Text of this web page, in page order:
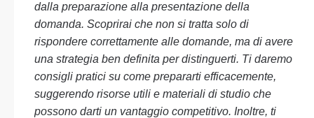
dalla preparazione alla presentazione della
domanda. Scoprirai che non si tratta solo di
rispondere correttamente alle domande, ma di avere
una strategia ben definita per distinguerti. Ti daremo
consigli pratici su come prepararti efficacemente,
suggerendo risorse utili e materiali di studio che
possono darti un vantaggio competitivo. Inoltre, ti